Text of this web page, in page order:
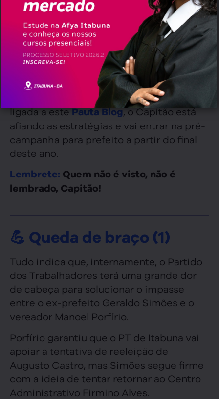
administração.
Azevedo ainda está filiado ao PDT, mas
pode desembarcar em outra sigla (ou
não) em breve. Tudo vai depender do
cenário político de 2024.
Segundo informações de uma fonte
ligada a estePauta Blog, o Capitão está
afiando as estratégias e vai entrar na pré-
campanha para prefeito a partir do final
deste ano.
Lembrete: Quem não é visto, não é
lembrado, Capitão!
💪 Queda de braço (1)
Tudo indica que, internamente, o Partido
dos Trabalhadores terá uma grande dor
de cabeça para solucionar o impasse
entre o ex-prefeito Geraldo Simões e o
vereador Manoel Porfírio.
Porfírio garantiu que o PT de Itabuna vai
apoiar a tentativa de reeleição de
Augusto Castro, mas Simões segue firme
com a ideia de tentar retornar ao Centro
Administrativo Firmino Alves.